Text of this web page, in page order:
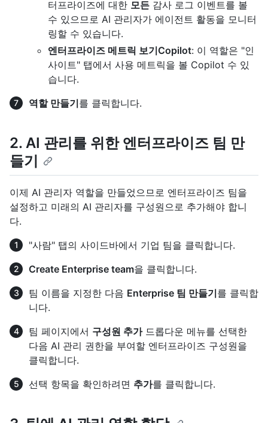
터프라이즈에 대한 모든 감사 로그 이벤트를 볼
수 있으므로 AI 관리자가 에이전트 활동을 모니터
링할 수 있습니다.
엔터프라이즈 메트릭 보기Copilot: 이 역할은 "인
사이트" 탭에서 사용 메트릭을 볼 Copilot 수 있
습니다.
역할 만들기를 클릭합니다.
2. AI 관리를 위한 엔터프라이즈 팀 만
들기
이제 AI 관리자 역할을 만들었으므로 엔터프라이즈 팀을
설정하고 미래의 AI 관리자를 구성원으로 추가해야 합니
다.
"사람" 탭의 사이드바에서 기업 팀을 클릭합니다.
Create Enterprise team을 클릭합니다.
팀 이름을 지정한 다음 Enterprise 팀 만들기를 클릭합
니다.
팀 페이지에서 구성원 추가드롭다운 메뉴를 선택한
다음 AI 관리 권한을 부여할 엔터프라이즈 구성원을
클릭합니다.
선택 항목을 확인하려면 추가를 클릭합니다.